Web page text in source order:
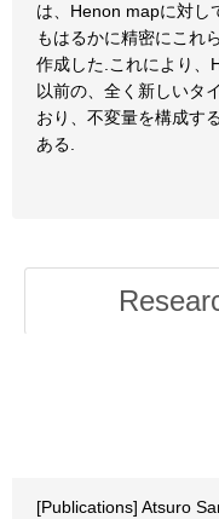
は、Henon mapに対し
もはるかに精密にこれ
作成した.これにより、
以前の、全く新しいタ
おり、不変量を構成す
ある.
[Publications] Atsuro